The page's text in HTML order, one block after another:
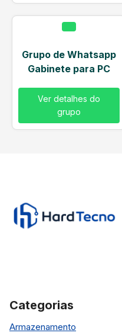
Grupo de Whatsapp
Gabinete para PC
Ver detalhes do
grupo
Categorias
Armazenamento